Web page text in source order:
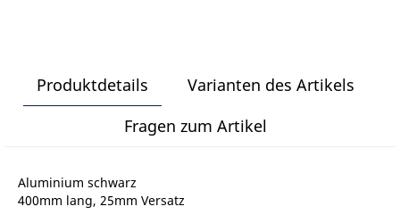
Produktdetails
Varianten des Artikels
Fragen zum Artikel
Aluminium schwarz
400mm lang, 25mm Versatz